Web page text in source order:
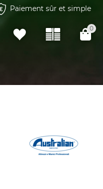
Paiement sûr et simple
0